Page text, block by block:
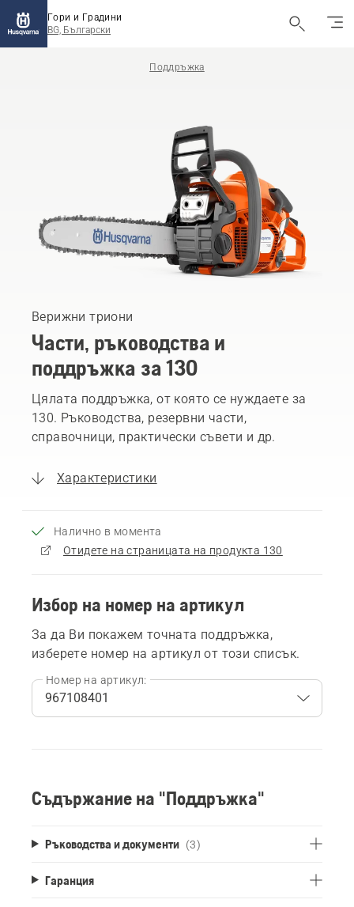
Гори и Градини
BG, Български
Поддръжка
Верижни триони
Части, ръководства и
поддръжка за 130
Цялата поддръжка, от която се нуждаете за
130. Ръководства, резервни части,
справочници, практически съвети и др.
Характеристики
Налично в момента
Отидете на страницата на продукта 130
Избор на номер на артикул
За да Ви покажем точната поддръжка,
изберете номер на артикул от този списък.
Номер на артикул:
Съдържание на "Поддръжка"
Ръководства и документи (3)
Гаранция